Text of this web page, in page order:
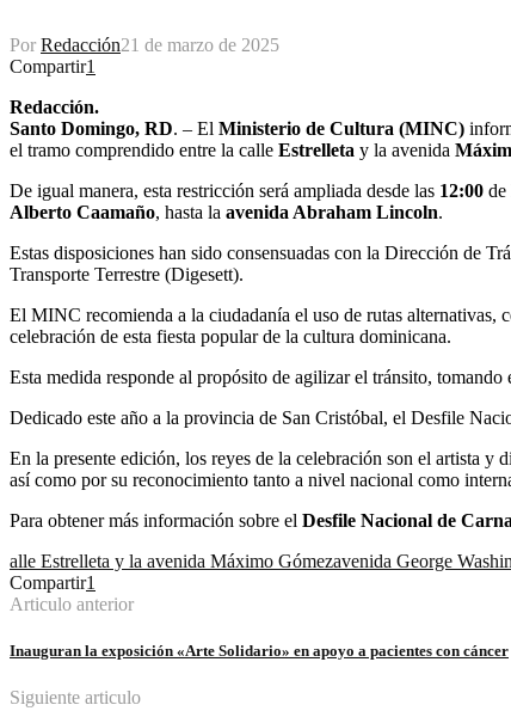
Por Redacción21 de marzo de 2025
Compartir1
Redacción.
Santo Domingo, RD. – El Ministerio de Cultura (MINC)
el tramo comprendido entre la calle Estrelleta y la avenida
De igual manera, esta restricción será ampliada desde las 12:00 de
Alberto Caamaño, hasta la avenida Abraham Lincoln.
Estas disposiciones han sido consensuadas con la Dirección de
Transporte Terrestre (Digesett).
El MINC recomienda a la ciudadanía el uso de rutas
celebración de esta fiesta popular de la cultura dominicana.
Esta medida responde al propósito de agilizar el tránsito,
Dedicado este año a la provincia de San Cristóbal, el Desfile
En la presente edición, los reyes de la celebración son el artista y
así como por su reconocimiento tanto a nivel nacional como
Para obtener más información sobre el Desfile Nacional de
alle Estrelleta y la avenida Máximo Gómezavenida George
Compartir1
Articulo anterior
Inauguran la exposición «Arte Solidario» en apoyo a pacientes con cáncer
Siguiente articulo